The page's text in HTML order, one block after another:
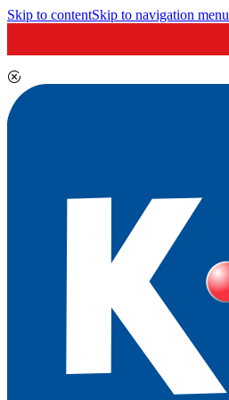
Skip to contentSkip to navigation menu